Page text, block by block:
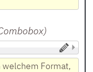
)
welchem Format,